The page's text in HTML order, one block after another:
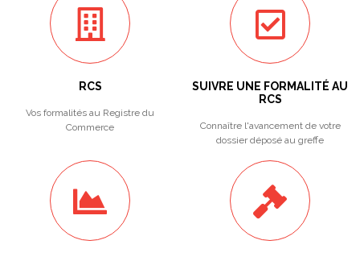
RCS
Vos formalités au Registre du
Commerce
SUIVRE UNE FORMALITÉ AU
RCS
Connaître l'avancement de votre
dossier déposé au greffe